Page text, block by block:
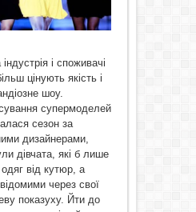
і споживачі
цінують якість і
шоу.
супермоделей
сезон за
дизайнерами,
дівчата, які б лише
від кутюр, а
через свої
показуху. Йти до